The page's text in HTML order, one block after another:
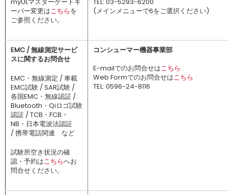
ーパー変更はこちらを
ご参照ください。
(メインメニューで6をご選択ください)
EMC / 無線測定サービ
スに関するお問合せ
EMC・無線測定 / 車載
EMC試験 / SAR試験 /
各国EMC・無線認証 /
Bluetooth・Qiロゴ試験
認証 / TCB・FCB・
NB・日本電波法認証
/ 携帯電話関連 など
試験所空き状況の確
認・予約はこちらへお
問合せください。
コンシューマー機器事業部
E-mailでのお問合せはこちら
Web Formでのお問合せはこちら
TEL: 0596-24-8116